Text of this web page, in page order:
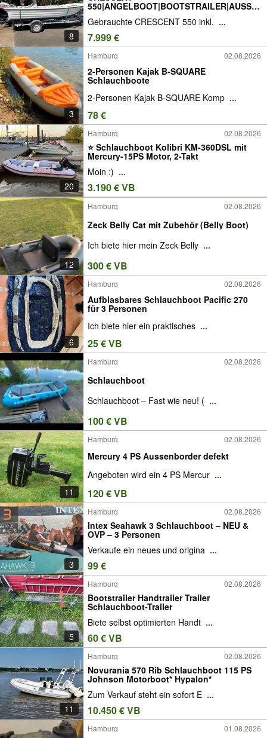
8
550|ANGELBOOT|BOOTSTRAILER|AUSSE
NBORDER 40PS
Gebrauchte CRESCENT 550 inkl. ...
7.999 €
3
Hamburg 02.08.2026
2-Personen Kajak B-SQUARE
Schlauchboote
2-Personen Kajak B-SQUARE Komp ...
78 €
20
Hamburg 02.08.2026
⭐ Schlauchboot Kolibri KM-360DSL mit
Mercury-15PS Motor, 2-Takt
Moin :) ...
3.190 € VB
12
Hamburg 02.08.2026
Zeck Belly Cat mit Zubehör (Belly Boot)
Ich biete hier mein Zeck Belly ...
300 € VB
6
Hamburg 02.08.2026
Aufblasbares Schlauchboot Pacific 270
für 3 Personen
Ich biete hier ein praktisches ...
25 € VB
Hamburg 02.08.2026
Schlauchboot
Schlauchboot – Fast wie neu! ( ...
100 € VB
11
Hamburg 02.08.2026
Mercury 4 PS Aussenborder defekt
Angeboten wird ein 4 PS Mercur ...
120 € VB
3
Hamburg 02.08.2026
Intex Seahawk 3 Schlauchboot – NEU &
OVP – 3 Personen
Verkaufe ein neues und origina ...
99 €
5
Hamburg 02.08.2026
Bootstrailer Handtrailer Trailer
Schlauchboot-Trailer
Biete selbst optimierten Handt ...
60 € VB
11
Hamburg 02.08.2026
Novurania 570 Rib Schlauchboot 115 PS
Johnson Motorboot* Hypalon*
Zum Verkauf steht ein sofort E ...
10.450 € VB
Hamburg 01.08.2026